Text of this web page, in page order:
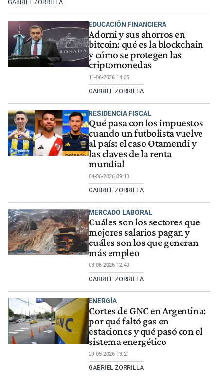
GABRIEL ZORRILLA
EDUCACIÓN FINANCIERA
Adorni y sus ahorros en
bitcoin: qué es la blockchain
y cómo se protegen las
criptomonedas
11-06-2026 14:25
GABRIEL ZORRILLA
RESIDENCIA FISCAL
Qué pasa con los impuestos
cuando un futbolista vuelve
al país: el caso Otamendi y
las claves de la renta
mundial
04-06-2026 09:10
GABRIEL ZORRILLA
MERCADO LABORAL
Cuáles son los sectores que
mejores salarios pagan y
cuáles son los que generan
más empleo
03-06-2026 12:40
GABRIEL ZORRILLA
ENERGÍA
Cortes de GNC en Argentina:
por qué faltó gas en
estaciones y qué pasó con el
sistema energético
29-05-2026 13:21
GABRIEL ZORRILLA